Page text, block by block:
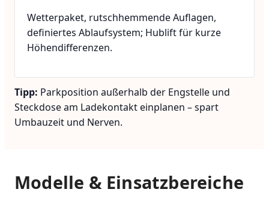
Wetterpaket, rutschhemmende Auflagen,
definiertes Ablaufsystem; Hublift für kurze
Höhendifferenzen.
Tipp: Parkposition außerhalb der Engstelle und
Steckdose am Ladekontakt einplanen – spart
Umbauzeit und Nerven.
Modelle & Einsatzbereiche